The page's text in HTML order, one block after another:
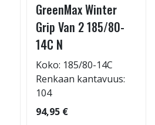
GreenMax Winter
Grip Van 2 185/80-
14C N
Koko: 185/80-14C
Renkaan kantavuus:
104
94,95 €